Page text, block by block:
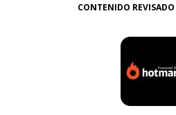
CONTENIDO